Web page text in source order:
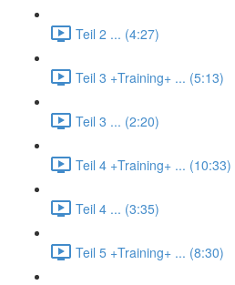
Teil 2 ... (4:27)
Teil 3 +Training+ ... (5:13)
Teil 3 ... (2:20)
Teil 4 +Training+ ... (10:33)
Teil 4 ... (3:35)
Teil 5 +Training+ ... (8:30)